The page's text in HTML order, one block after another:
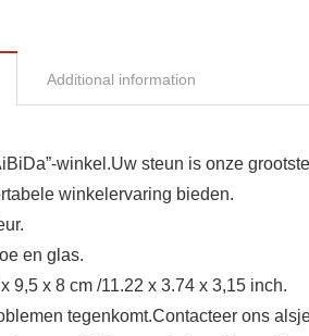
Additional information
winkel.Uw steun is onze
winkelervaring bieden.
en glas.
9,5 x 8 cm /11.22 x 3.74 x 3,15 inch.
tegenkomt.Contacteer ons